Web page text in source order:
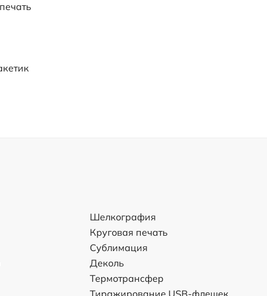
Шелкография
Круговая печать
Сублимация
Деколь
Термотрансфер
Тиражирование USB-флешек